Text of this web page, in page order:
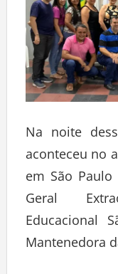
Na noite
aconteceu no
em São Paulo
Geral
Educacional
Mantenedora